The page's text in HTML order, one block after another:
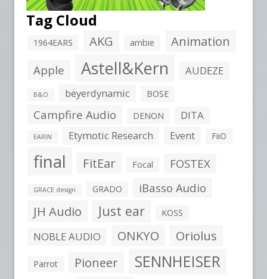
Tag Cloud
1964EARS AKG ambie Animation
Apple Astell&Kern AUDEZE
B&O beyerdynamic BOSE
Campfire Audio DENON DITA
EARIN Etymotic Research Event FiiO
final FitEar Focal FOSTEX
GRACE design GRADO iBasso Audio
JH Audio Just ear KOSS
NOBLE AUDIO ONKYO Oriolus
Parrot Pioneer SENNHEISER